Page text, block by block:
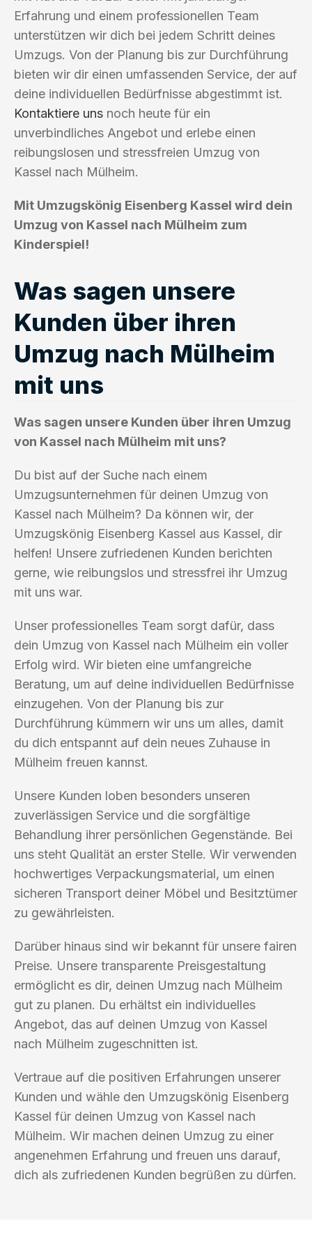
Erfahrung und einem professionellen Team
unterstützen wir dich bei jedem Schritt deines
Umzugs. Von der Planung bis zur Durchführung
bieten wir dir einen umfassenden Service, der auf
deine individuellen Bedürfnisse abgestimmt ist.
Kontaktiere uns noch heute für ein
unverbindliches Angebot und erlebe einen
reibungslosen und stressfreien Umzug von
Kassel nach Mülheim.
Mit Umzugskönig Eisenberg Kassel wird dein
Umzug von Kassel nach Mülheim zum
Kinderspiel!
Was sagen unsere
Kunden über ihren
Umzug nach Mülheim
mit uns
Was sagen unsere Kunden über ihren Umzug
von Kassel nach Mülheim mit uns?
Du bist auf der Suche nach einem
Umzugsunternehmen für deinen Umzug von
Kassel nach Mülheim? Da können wir, der
Umzugskönig Eisenberg Kassel aus Kassel, dir
helfen! Unsere zufriedenen Kunden berichten
gerne, wie reibungslos und stressfrei ihr Umzug
mit uns war.
Unser professionelles Team sorgt dafür, dass
dein Umzug von Kassel nach Mülheim ein voller
Erfolg wird. Wir bieten eine umfangreiche
Beratung, um auf deine individuellen Bedürfnisse
einzugehen. Von der Planung bis zur
Durchführung kümmern wir uns um alles, damit
du dich entspannt auf dein neues Zuhause in
Mülheim freuen kannst.
Unsere Kunden loben besonders unseren
zuverlässigen Service und die sorgfältige
Behandlung ihrer persönlichen Gegenstände. Bei
uns steht Qualität an erster Stelle. Wir verwenden
hochwertiges Verpackungsmaterial, um einen
sicheren Transport deiner Möbel und Besitztümer
zu gewährleisten.
Darüber hinaus sind wir bekannt für unsere fairen
Preise. Unsere transparente Preisgestaltung
ermöglicht es dir, deinen Umzug nach Mülheim
gut zu planen. Du erhältst ein individuelles
Angebot, das auf deinen Umzug von Kassel
nach Mülheim zugeschnitten ist.
Vertraue auf die positiven Erfahrungen unserer
Kunden und wähle den Umzugskönig Eisenberg
Kassel für deinen Umzug von Kassel nach
Mülheim. Wir machen deinen Umzug zu einer
angenehmen Erfahrung und freuen uns darauf,
dich als zufriedenen Kunden begrüßen zu dürfen.